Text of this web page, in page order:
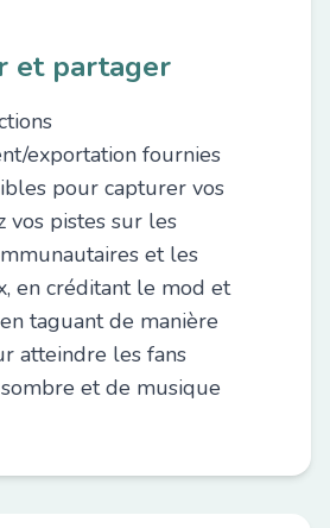
et partager
exportation fournies
pour capturer vos
vos pistes sur les
et les
en créditant le mod et
taguant de manière
atteindre les fans
et de musique